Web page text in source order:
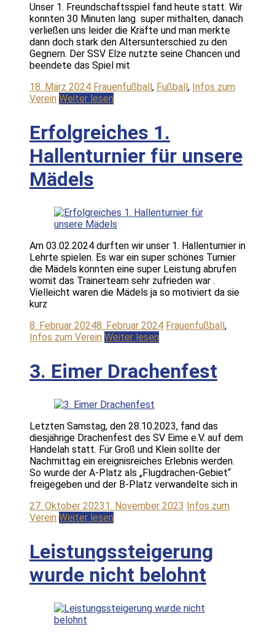
Unser 1. Freundschaftsspiel fand heute statt. Wir
konnten 30 Minuten lang super mithalten, danach
verließen uns leider die Kräfte und man merkte
dann doch stark den Altersunterschied zu den
Gegnern. Der SSV Elze nutzte seine Chancen und
beendete das Spiel mit
18. März 2024 Frauenfußball, Fußball, Infos zum
Verein Weiter lesen
Erfolgreiches 1.
Hallenturnier für unsere
Mädels
Am 03.02.2024 durften wir unser 1. Hallenturnier in
Lehrte spielen. Es war ein super schönes Turnier
die Mädels konnten eine super Leistung abrufen
womit das Trainerteam sehr zufrieden war .
Vielleicht waren die Mädels ja so motiviert da sie
kurz
8. Februar 20248. Februar 2024 Frauenfußball,
Infos zum Verein Weiter lesen
3. Eimer Drachenfest
Letzten Samstag, den 28.10.2023, fand das
diesjährige Drachenfest des SV Eime e.V. auf dem
Handelah statt. Für Groß und Klein sollte der
Nachmittag ein ereignisreiches Erlebnis werden.
So wurde der A-Platz als „Flugdrachen-Gebiet“
freigegeben und der B-Platz verwandelte sich in
27. Oktober 20231. November 2023 Infos zum
Verein Weiter lesen
Leistungssteigerung
wurde nicht belohnt